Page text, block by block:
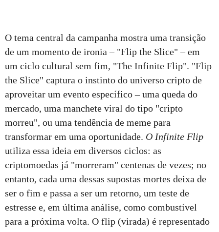
O tema central da campanha mostra uma transição
de um momento de ironia – "Flip the Slice" – em
um ciclo cultural sem fim, "The Infinite Flip". "Flip
the Slice" captura o instinto do universo cripto de
aproveitar um evento específico – uma queda do
mercado, uma manchete viral do tipo "cripto
morreu", ou uma tendência de meme para
transformar em uma oportunidade. O Infinite Flip
utiliza essa ideia em diversos ciclos: as
criptomoedas já "morreram" centenas de vezes; no
entanto, cada uma dessas supostas mortes deixa de
ser o fim e passa a ser um retorno, um teste de
estresse e, em última análise, como combustível
para a próxima volta. O flip (virada) é representado